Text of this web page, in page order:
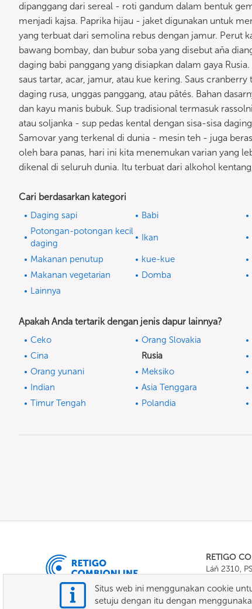
dipanggang dari sereal - roti gandum dalam bentuk
menjadi kajsa. Paprika hijau - jaket digunakan untuk
yang terbuat dari semolina rebus dengan jamur. Perut
bawang bombay, dan bubur soba yang disebut aňa
daging babi panggang yang disiapkan dalam gaya
saus tartar, acar, jamur, atau kue kering. Saus
daging rusa, unggas panggang, atau pâtés. Bahan
dan kayu manis bubuk. Sup tradisional termasuk
atau soljanka - sup pedas kental dengan sisa-sisa
Samovar yang terkenal di dunia - mesin teh - juga
oleh bara panas, hari ini kita menemukan varian yang
dikenal di seluruh dunia. Itu terbuat dari alkohol
Cari berdasarkan kategori
Daging sapi Babi
Potongan-potongan kecil
daging
Ikan
Makanan penutup kue-kue
Makanan vegetarian
Domba
Lainnya
Apakah Anda tertarik dengan jenis dapur lainnya?
Ceko Orang Slovakia
Cina
Rusia
Orang yunani
Meksiko
Indian
Asia Tenggara
Timur Tengah
Polandia
RETIGO
Láň 2310,
E-mail:
Situs web ini menggunakan cookie
setuju dengan itu dengan